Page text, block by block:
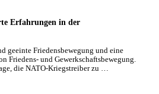
Erfahrungen in der
geeinte Friedensbewegung und eine
Friedens- und Gewerkschaftsbewegung.
die NATO-Kriegstreiber zu …